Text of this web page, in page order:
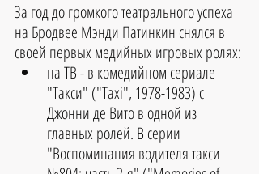
За год до громкого театрального успеха
на Бродвее Мэнди Патинкин снялся в
своей первых медийных игровых ролях:
на ТВ - в комедийном сериале
"Такси" ("Taxi", 1978-1983) с
Джонни де Вито в одной из
главных ролей. В серии
"Воспоминания водителя такси